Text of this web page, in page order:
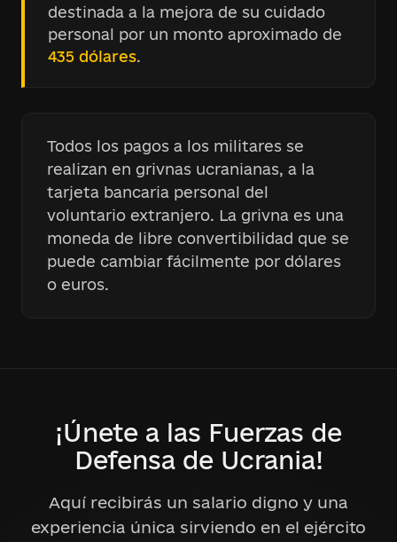
destinada a la mejora de su cuidado
personal por un monto aproximado de
435 dólares.
Todos los pagos a los militares se
realizan en grivnas ucranianas, a la
tarjeta bancaria personal del
voluntario extranjero. La grivna es una
moneda de libre convertibilidad que se
puede cambiar fácilmente por dólares
o euros.
¡Únete a las Fuerzas de
Defensa de Ucrania!
Aquí recibirás un salario digno y una
experiencia única sirviendo en el ejército